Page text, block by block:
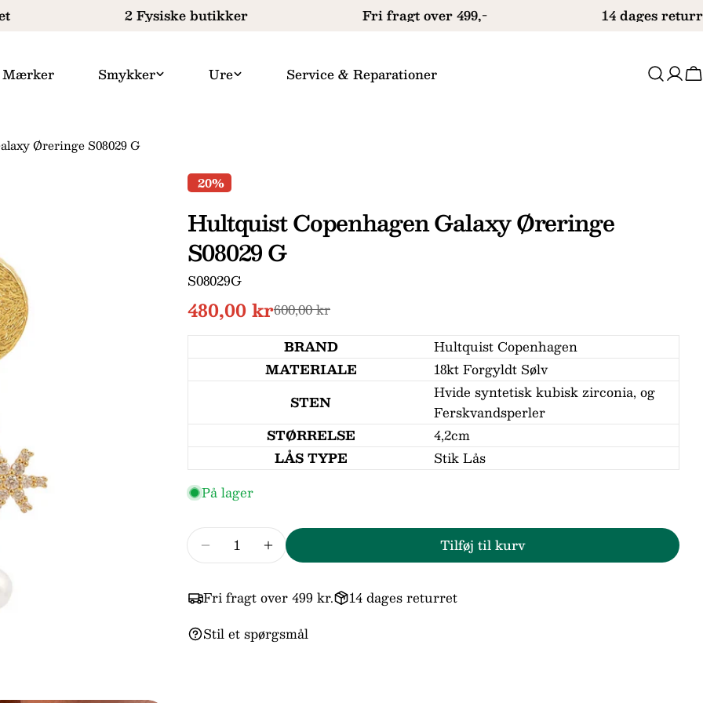
2 Fysiske butikker Fri fragt over 499,- 14 dages
Mærker Smykker Ure Service & Reparationer
Øreringe S08029 G
20%
Hultquist Copenhagen Galaxy Øreringe
S08029 G
SKU:
S08029G
Udsalgspris
480,00 kr
Normal
pris
600,00 kr
BRAND
Hultquist Copenhagen
MATERIALE
18kt Forgyldt Sølv
STEN
Hvide syntetisk kubisk zirconia, og
Ferskvandsperler
STØRRELSE
4,2cm
LÅS TYPE
Stik Lås
På lager
Reducer mængden for Hultquist Copenhagen Galaxy Øreringe
Forøg mængden for Hultquist Copenhagen Galaxy Øreringe
Tilføj til kurv
Fri fragt over 499 kr.
14 dages returret
Stil et spørgsmål